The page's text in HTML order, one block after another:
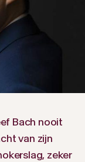
Bach nooit
van zijn
zeker